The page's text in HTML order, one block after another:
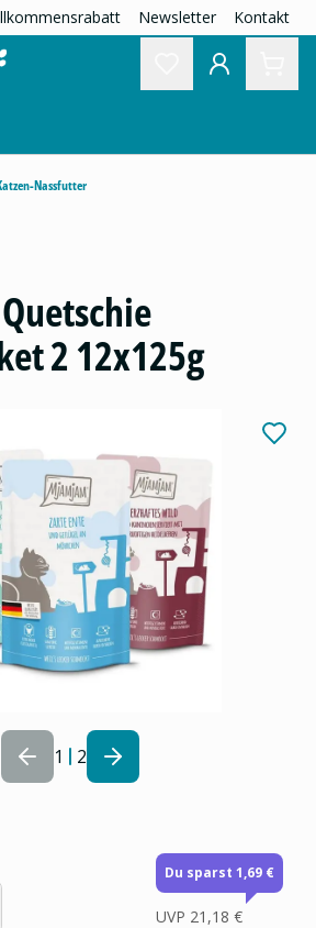
Newsletter Kontakt
Nassfutter
1 2
2 12x125g
Du sparst 1,69 €
UVP 21,18 €